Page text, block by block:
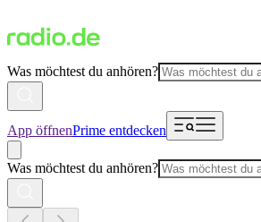
Was möchtest du anhören?
App öffnenPrime entdecken
Was möchtest du anhören?